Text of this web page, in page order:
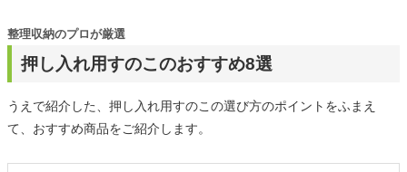
押し入れ用すのこのおすすめ8選
整理収納のプロが厳選
うえで紹介した、押し入れ用すのこの選び方のポイントをふまえ
て、おすすめ商品をご紹介します。